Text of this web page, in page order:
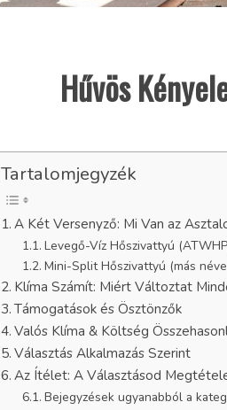
Hűvös
Tartalomjegyzék
A Két Versenyző: Mi Van az
Levegő-Víz Hőszivattyú
Mini-Split Hőszivattyú (más
Klíma Számít: Miért Változtat
Támogatások és Ösztönzők
Valós Klíma & Költség
Választás Alkalmazás Szerint
Az Ítélet: A Választásod
Bejegyzések ugyanabból a